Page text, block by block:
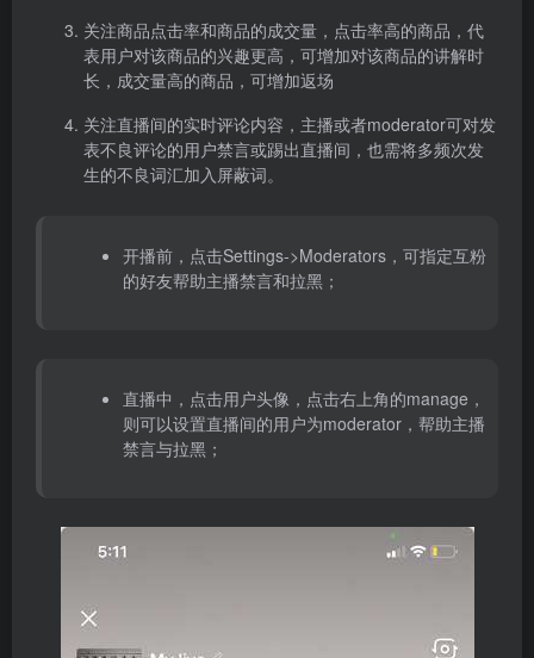
关注商品点击率和商品的成交量，点击率高的商品，代
表用户对该商品的兴趣更高，可增加对该商品的讲解时
长，成交量高的商品，可增加返场
关注直播间的实时评论内容，主播或者moderator可对发
表不良评论的用户禁言或踢出直播间，也需将多频次发
生的不良词汇加入屏蔽词。
开播前，点击Settings->Moderators，可指定互粉
的好友帮助主播禁言和拉黑；
直播中，点击用户头像，点击右上角的manage，
则可以设置直播间的用户为moderator，帮助主播
禁言与拉黑；